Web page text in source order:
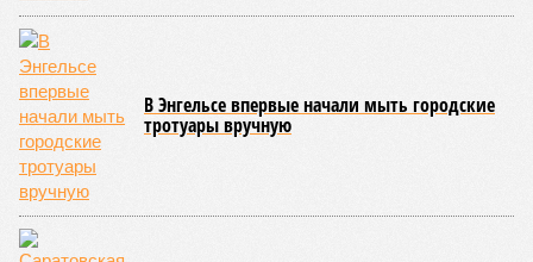
Гостями мероприятия стали подопечные фондов «Александр Невский» и
«Защитники Отечества» (фото: saratov-eparhia.ru)
В зрительном зале собрались особые гости, ради которых
и задумывалось это душевное мероприятие. Приглашения
получили подопечные благотворительного фонда
«Александр Невский» – дети с ограниченными